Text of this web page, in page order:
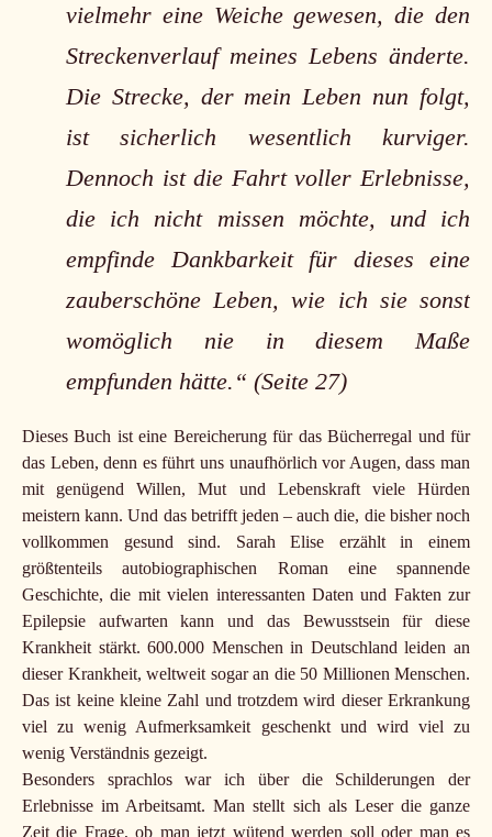
vielmehr eine Weiche gewesen, die den
Streckenverlauf meines Lebens änderte.
Die Strecke, der mein Leben nun folgt,
ist sicherlich wesentlich kurviger.
Dennoch ist die Fahrt voller Erlebnisse,
die ich nicht missen möchte, und ich
empfinde Dankbarkeit für dieses eine
zauberschöne Leben, wie ich sie sonst
womöglich nie in diesem Maße
empfunden hätte.“ (Seite 27)
Dieses Buch ist eine Bereicherung für das Bücherregal und für
das Leben, denn es führt uns unaufhörlich vor Augen, dass man
mit genügend Willen, Mut und Lebenskraft viele Hürden
meistern kann. Und das betrifft jeden – auch die, die bisher noch
vollkommen gesund sind. Sarah Elise erzählt in einem
größtenteils autobiographischen Roman eine spannende
Geschichte, die mit vielen interessanten Daten und Fakten zur
Epilepsie aufwarten kann und das Bewusstsein für diese
Krankheit stärkt. 600.000 Menschen in Deutschland leiden an
dieser Krankheit, weltweit sogar an die 50 Millionen Menschen.
Das ist keine kleine Zahl und trotzdem wird dieser Erkrankung
viel zu wenig Aufmerksamkeit geschenkt und wird viel zu
wenig Verständnis gezeigt.
Besonders sprachlos war ich über die Schilderungen der
Erlebnisse im Arbeitsamt. Man stellt sich als Leser die ganze
Zeit die Frage, ob man jetzt wütend werden soll oder man es